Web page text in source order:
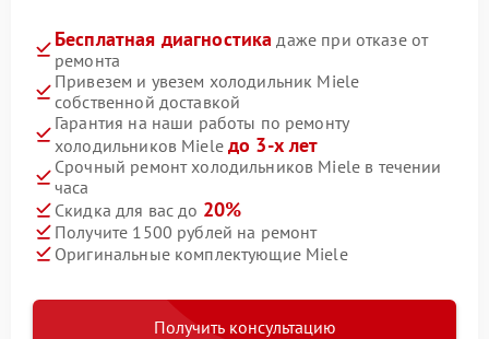
Бесплатная диагностика даже при отказе от
ремонта
Привезем и увезем холодильник Miele
собственной доставкой
Гарантия на наши работы по ремонту
холодильников Mieleдо 3-х лет
Срочный ремонт холодильников Miele в течении
часа
Скидка для вас до 20%
Получите 1500 рублей на ремонт
Оригинальные комплектующие Miele
Получить консультацию